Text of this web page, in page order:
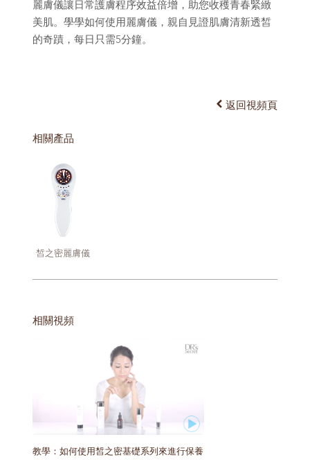
麗膚儀讓日常護膚程序效益倍增，助您收穫青春緊緻
美肌。學學如何使用麗膚儀，親自見證肌膚清新透皙
的奇蹟，每日只需5分鐘。
返回視頻頁
相關產品
皙之密麗膚儀
相關視頻
教學：如何使用皙之密基礎系列來進行保養